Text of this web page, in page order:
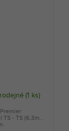
(1 ks)
- TS (6,3mm